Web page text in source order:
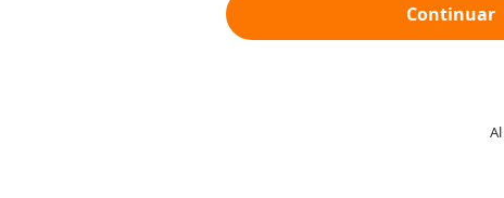
Continuar